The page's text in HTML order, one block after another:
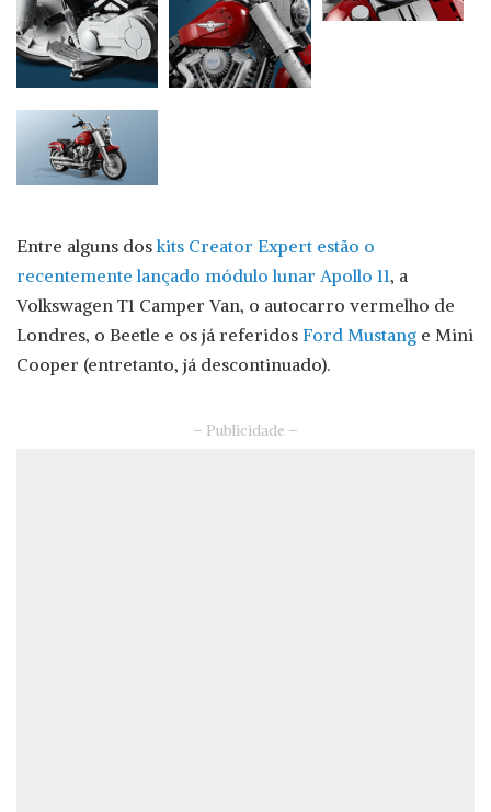
Entre alguns doskits Creator Expert estão o
recentemente lançado módulo lunar Apollo 11, a
Volkswagen T1 Camper Van, o autocarro vermelho de
Londres, o Beetle e os já referidos Ford Mustang e Mini
Cooper (entretanto, já descontinuado).
– Publicidade –